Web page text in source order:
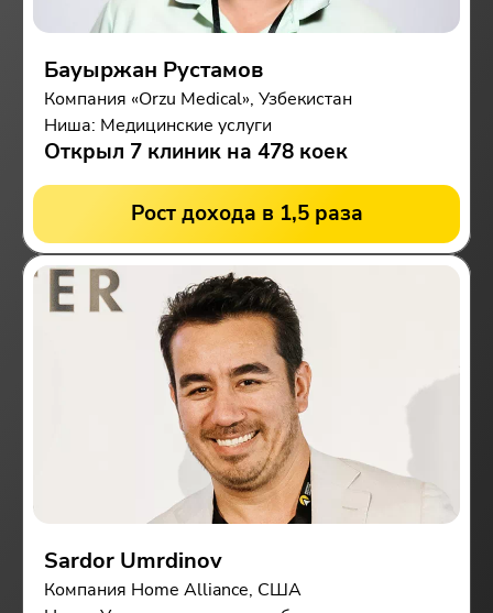
Бауыржан Рустамов
Компания «Orzu Medical», Узбекистан
Ниша: Медицинские услуги
Открыл 7 клиник на 478 коек
Рост дохода в 1,5 раза
Sardor Umrdinov
Компания Home Alliance, США